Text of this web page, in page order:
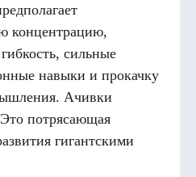
концентрацию,
сильные
навыки и прокачку
Ачивки
потрясающая
гигантскими